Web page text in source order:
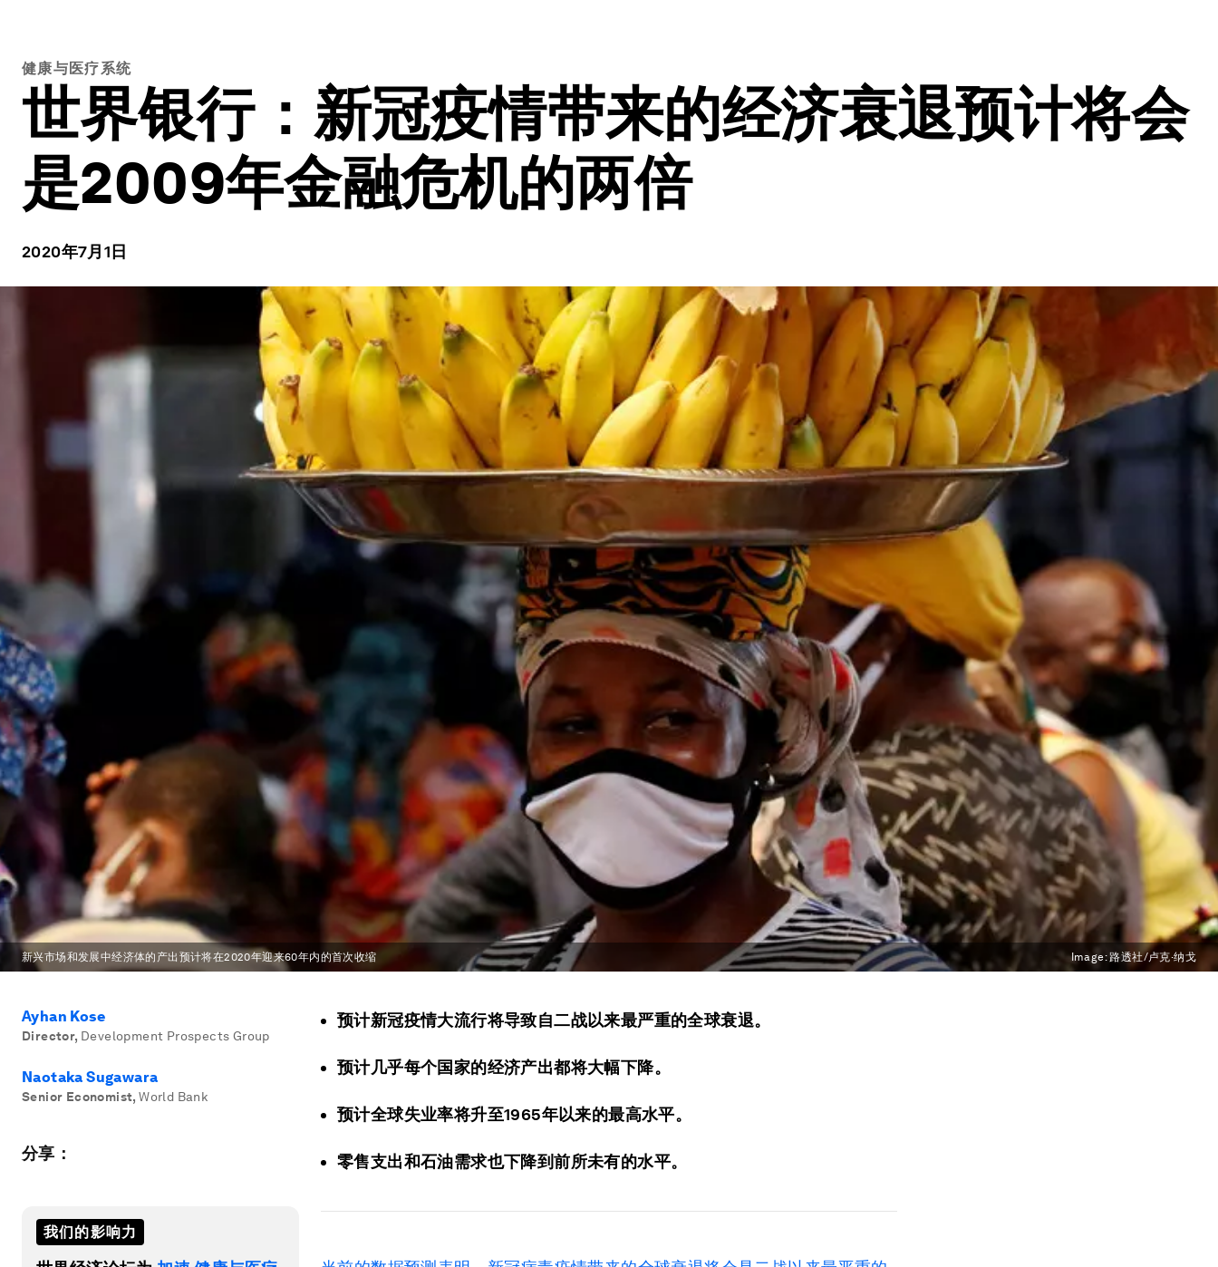
健康与医疗系统
世界银行：新冠疫情带来的经济衰退预计将会
是2009年金融危机的两倍
2020年7月1日
新兴市场和发展中经济体的产出预计将在2020年迎来60年内的首次收缩 Image:路透社/卢克·纳戈
Ayhan Kose
Director, Development Prospects Group
Naotaka Sugawara
Senior Economist, World Bank
分享：
我们的影响力
预计新冠疫情大流行将导致自二战以来最严重的全球衰退。
预计几乎每个国家的经济产出都将大幅下降。
预计全球失业率将升至1965年以来的最高水平。
零售支出和石油需求也下降到前所未有的水平。